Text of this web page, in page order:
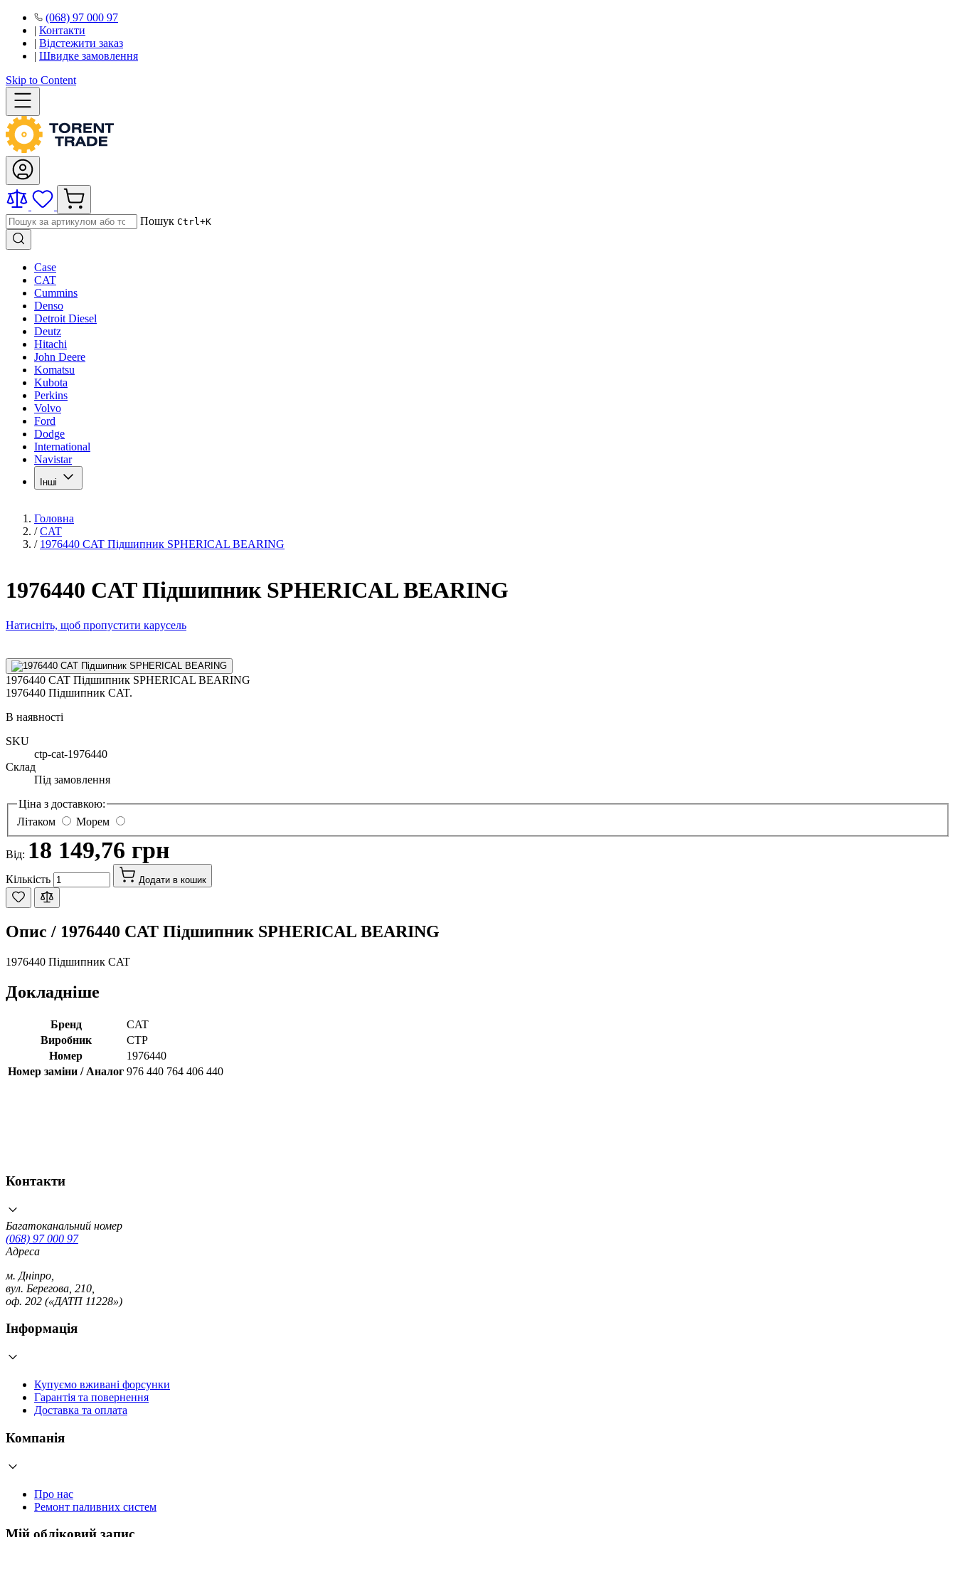
(068) 97 000 97
| Контакти
| Відстежити заказ
| Швидке замовлення
Skip to Content
Пошук Ctrl+K
Case
CAT
Cummins
Denso
Detroit Diesel
Deutz
Hitachi
John Deere
Komatsu
Kubota
Perkins
Volvo
Ford
Dodge
International
Navistar
Інші
Головна
/ CAT
/ 1976440 CAT Підшипник SPHERICAL BEARING
1976440 CAT Підшипник SPHERICAL BEARING
Натисніть, щоб пропустити карусель
1976440 CAT Підшипник SPHERICAL BEARING
1976440 Підшипник CAT.
В наявності
SKU
ctp-cat-1976440
Склад
Під замовлення
Ціна з доставкою:
Літаком
Морем
Від: 18 149,76 грн
Кількість Додати в кошик
Опис / 1976440 CAT Підшипник SPHERICAL BEARING
1976440 Підшипник CAT
Докладніше
Бренд
CAT
Виробник
CTP
Номер
1976440
Номер заміни / Аналог 976 440 764 406 440
Контакти
Багатоканальний номер
(068) 97 000 97
Адреса
м. Дніпро,
вул. Берегова, 210,
оф. 202 («ДАТП 11228»)
Інформація
Купуємо вживані форсунки
Гарантія та повернення
Доставка та оплата
Компанія
Про нас
Ремонт паливних систем
Мій обліковий запис